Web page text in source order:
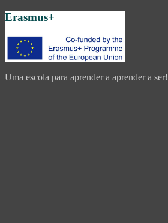
Erasmus+
Uma escola para aprender a aprender a ser!